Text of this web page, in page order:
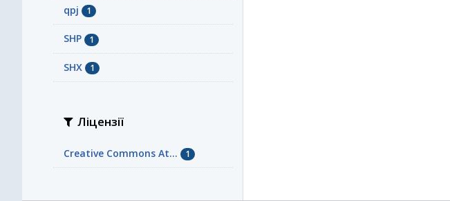
qpj 1
SHP 1
SHX 1
Ліцензії
Creative Commons At... 1